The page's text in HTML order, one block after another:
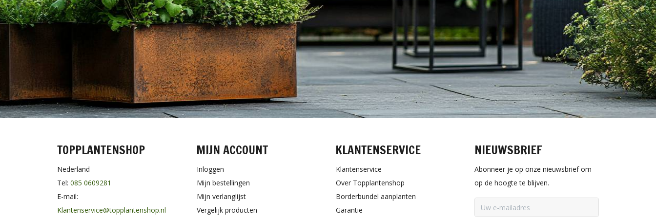
TOPPLANTENSHOP
Nederland
Tel: 085 0609281
E-mail:
Klantenservice@topplantenshop.nl
MIJN ACCOUNT
Inloggen
Mijn bestellingen
Mijn verlanglijst
Vergelijk producten
KLANTENSERVICE
Klantenservice
Over Topplantenshop
Borderbundel aanplanten
Garantie
NIEUWSBRIEF
Abonneer je op onze nieuwsbrief om
op de hoogte te blijven.